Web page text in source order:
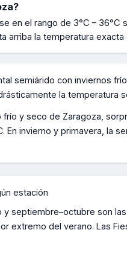
?
en el rango de 3°C – 36°C
arriba la temperatura
semiárido con inviernos
la temperatura
frío y seco de Zaragoza,
En invierno y primavera, la
estación
y septiembre–octubre son
extremo del verano. Las